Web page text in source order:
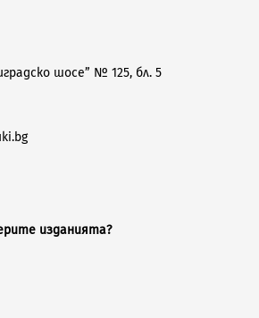
шосе” № 125, бл. 5
изданията?